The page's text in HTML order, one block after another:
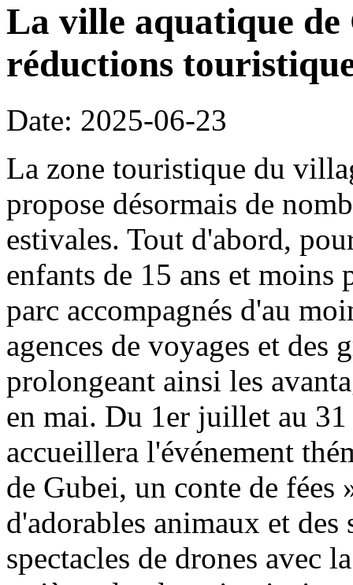
La ville aquatique de
réductions
Date: 2025-06-23
La zone touristique du
propose désormais de
estivales. Tout d'abord,
enfants de 15 ans et moins
parc accompagnés d'au
agences de voyages et des
prolongeant ainsi les
en mai. Du 1er juillet au
accueillera l'événement
de Gubei, un conte de fées
d'adorables animaux et des
spectacles de drones avec